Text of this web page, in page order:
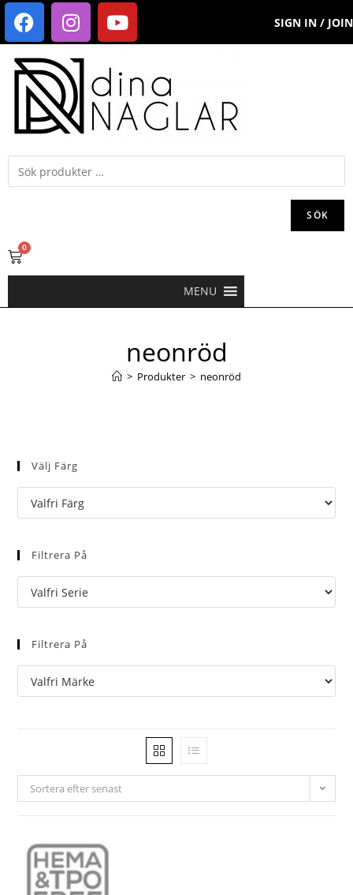
SIGN IN / JOIN
SÖK
0
MENU
neonröd
> Produkter > neonröd
Välj Färg
Filtrera På
Filtrera På
Sortera efter senast